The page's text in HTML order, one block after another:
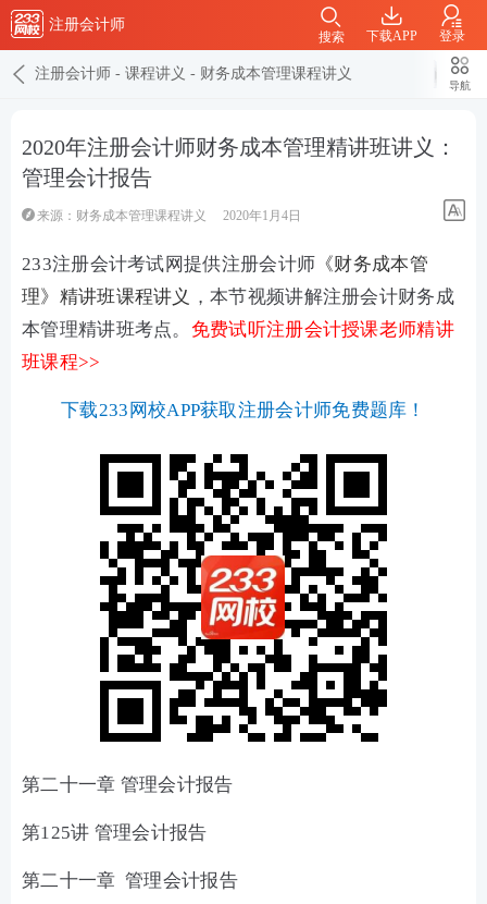
注册会计师
下载APP 登录
搜索
注册会计师 - 课程讲义 - 财务成本管理课程讲义
导航
2020年注册会计师财务成本管理精讲班讲义：
管理会计报告
来源： 财务成本管理课程讲义 2020年1月4日
233注册会计考试网提供注册会计师 《财务成本管
理》精讲班课程讲义 ，本节视频讲解注册会计财务成
本管理精讲班考点。 免费试听注册会计授课老师精讲
班课程>>
下载233网校APP获取注册会计师免费题库！
第二十一章 管理会计报告
第125讲 管理会计报告
第二十一章 管理会计报告